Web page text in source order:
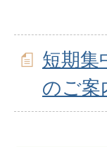
短期集
のご案